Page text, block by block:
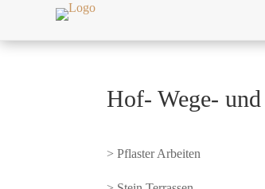
Hof- Wege- und
> Pflaster Arbeiten